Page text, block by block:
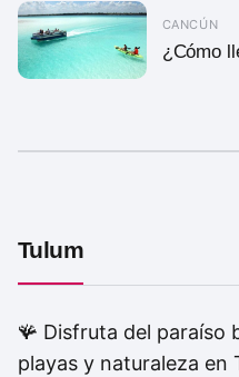
CANCÚN
¿Cómo
Tulum
🪸 Disfruta del paraíso
playas y naturaleza en